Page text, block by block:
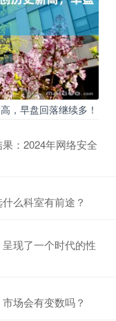
，早盘回落继续多！
：2024年网络安全
么科室有前途？
现了一个时代的性
场会有变数吗？